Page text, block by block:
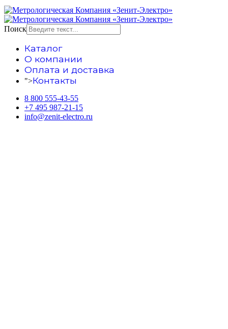
Поиск
Каталог
О компании
Оплата и доставка
">Контакты
8 800 555-43-55
+7 495 987-21-15
info@zenit-electro.ru